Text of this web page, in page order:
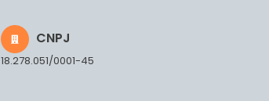
CNPJ
18.278.051/0001-45